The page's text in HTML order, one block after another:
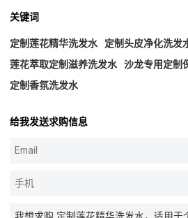
关键词
定制莲花精华洗发水
定制头皮净化洗发
莲花萃取定制滋养洗发水
沙龙专用定制
定制香氛洗发水
给我发送求购信息